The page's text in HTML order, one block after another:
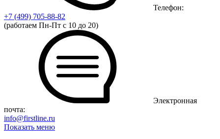
Телефон:
+7 (499) 705-88-82
(работаем Пн-Пт с 10 до 20)
Электронная
почта:
info@firstline.ru
Показать меню